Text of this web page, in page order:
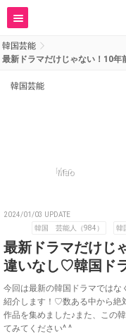
韓国芸能
最新ドラマだけじゃない！10
韓国芸能
Mao
2024/01/03 UPDATE
韓国 芸能人（984）
韓
最新ドラマだけじ
違いなし♡韓国ド
今回は最新の韓国ドラマでは
紹介します！♡数ある中から絶
作品を集めました♪また、この
てみてください^ ^